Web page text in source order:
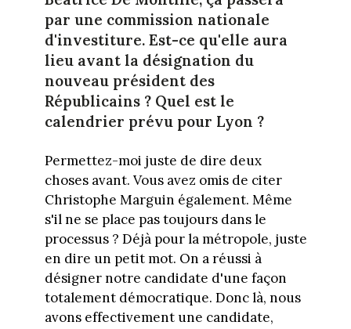
par une commission nationale
d'investiture. Est-ce qu'elle aura
lieu avant la désignation du
nouveau président des
Républicains ? Quel est le
calendrier prévu pour Lyon ?
Permettez-moi juste de dire deux
choses avant. Vous avez omis de citer
Christophe Marguin également. Même
s'il ne se place pas toujours dans le
processus ? Déjà pour la métropole, juste
en dire un petit mot. On a réussi à
désigner notre candidate d'une façon
totalement démocratique. Donc là, nous
avons effectivement une candidate,